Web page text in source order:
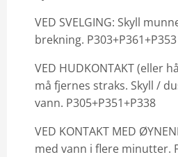
VED SVELGING: Skyll
brekning. P303+P361+P353
VED HUDKONTAKT (eller
må fjernes straks. Skyll /
vann. P305+P351+P338
VED KONTAKT MED
med vann i flere minutter.